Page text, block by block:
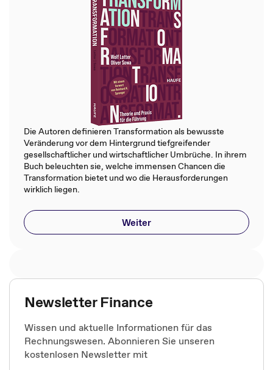
Die Autoren definieren Transformation als bewusste
Veränderung vor dem Hintergrund tiefgreifender
gesellschaftlicher und wirtschaftlicher Umbrüche. In ihrem
Buch beleuchten sie, welche immensen Chancen die
Transformation bietet und wo die Herausforderungen
wirklich liegen.
Weiter
Newsletter Finance
Wissen und aktuelle Informationen für das
Rechnungswesen. Abonnieren Sie unseren
kostenlosen Newsletter mit